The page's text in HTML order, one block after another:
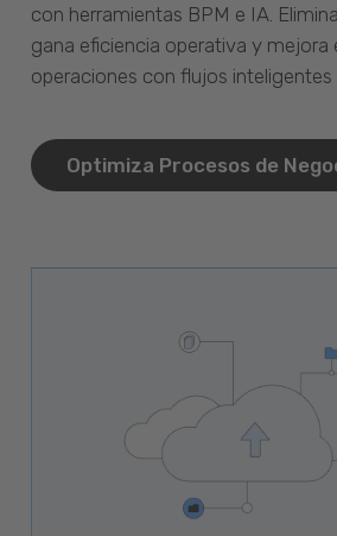
con herramientas BPM e IA.
gana eficiencia operativa y mejora
operaciones con flujos inteligentes
Optimiza Procesos de